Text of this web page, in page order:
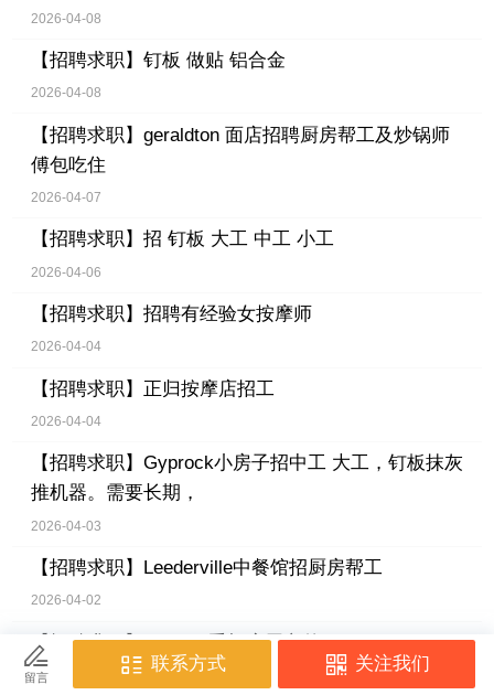
2026-04-08
【招聘求职】 钉板 做贴 铝合金
2026-04-08
【招聘求职】 geraldton 面店招聘厨房帮工及炒锅师
傅包吃住
2026-04-07
【招聘求职】 招 钉板 大工 中工 小工
2026-04-06
【招聘求职】 招聘有经验女按摩师
2026-04-04
【招聘求职】 正归按摩店招工
2026-04-04
【招聘求职】 Gyprock小房子招中工 大工，钉板抹灰
推机器。需要长期，
2026-04-03
【招聘求职】 Leederville中餐馆招厨房帮工
2026-04-02
【招聘求职】Malaga 手机店周六兼职
2026-04-02